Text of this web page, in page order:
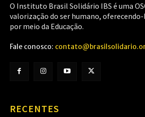
O Instituto Brasil Solidário IBS é uma
valorização do ser humano,
por meio da Educação.
Fale conosco:
RECENTES